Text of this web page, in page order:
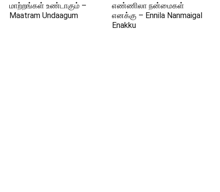
மாற்றங்கள் உண்டாகும் –
Maatram Undaagum
எண்ணிலா நன்மைகள்
எனக்கு – Ennila Nanmaigal
Enakku